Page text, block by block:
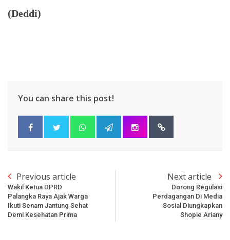
(Deddi)
You can share this post!
Previous article
Wakil Ketua DPRD
Palangka Raya Ajak Warga
Ikuti Senam Jantung Sehat
Demi Kesehatan Prima
Next article
Dorong Regulasi
Perdagangan Di Media
Sosial Diungkapkan
Shopie Ariany